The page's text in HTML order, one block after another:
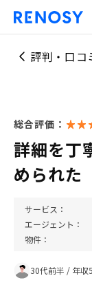
評判・口コ
総合評価：
詳細を丁
められた
サービス：
エージェント：
物件：
30代前半 / 年収